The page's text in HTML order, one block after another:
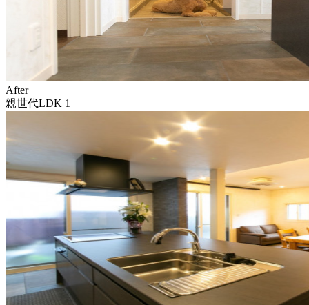
After
親世代LDK 1